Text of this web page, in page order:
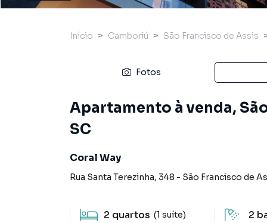
Início Camboriú São Francisco de Assis
Fotos
Apartamento à venda,
SC
Coral Way
Rua Santa Terezinha, 348 - São Francisco de
2 quartos (1 suíte) 2